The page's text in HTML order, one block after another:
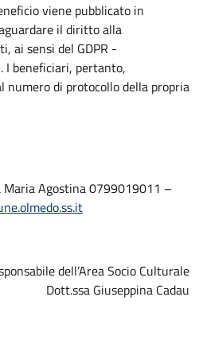
viene pubblicato in
il diritto alla
ai sensi del GDPR -
I beneficiari, pertanto,
di protocollo della propria
Maria Agostina 0799019011 –
dell’Area Socio Culturale
Dott.ssa Giuseppina Cadau